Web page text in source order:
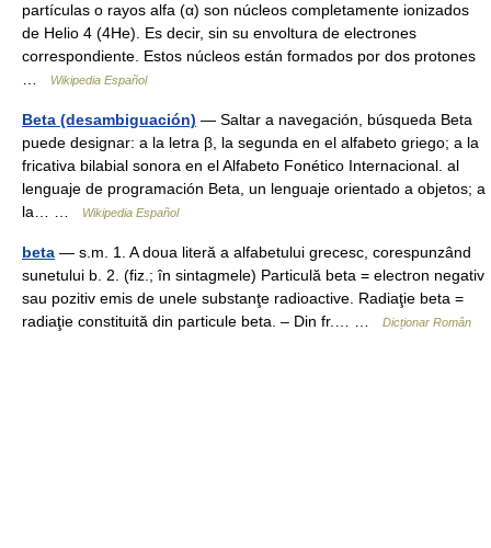
partículas o rayos alfa (α) son núcleos completamente ionizados
de Helio 4 (4He). Es decir, sin su envoltura de electrones
correspondiente. Estos núcleos están formados por dos protones
Wikipedia Español
Beta (desambiguación) — Saltar a navegación, búsqueda Beta
puede designar: a la letra β, la segunda en el alfabeto griego; a la
fricativa bilabial sonora en el Alfabeto Fonético Internacional. al
lenguaje de programación Beta, un lenguaje orientado a objetos; a
la… …
Wikipedia Español
beta — s.m. 1. A doua literă a alfabetului grecesc, corespunzând
sunetului b. 2. (fiz.; în sintagmele) Particulă beta = electron negativ
sau pozitiv emis de unele substanţe radioactive. Radiaţie beta =
radiaţie constituită din particule beta. – Din fr.… …
Dicționar Român